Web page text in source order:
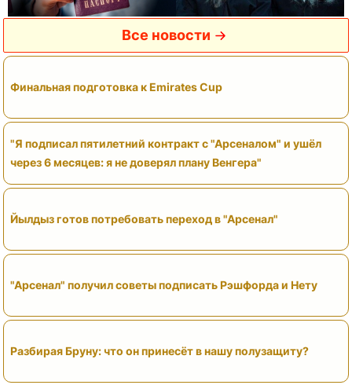
Все новости
Финальная подготовка к Emirates Cup
"Я подписал пятилетний контракт с "Арсеналом" и ушёл
через 6 месяцев: я не доверял плану Венгера"
Йылдыз готов потребовать переход в "Арсенал"
"Арсенал" получил советы подписать Рэшфорда и Нету
Разбирая Бруну: что он принесёт в нашу полузащиту?